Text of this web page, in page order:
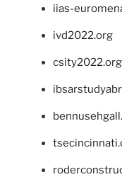
iias-
ivd2022.org
csity2022.org